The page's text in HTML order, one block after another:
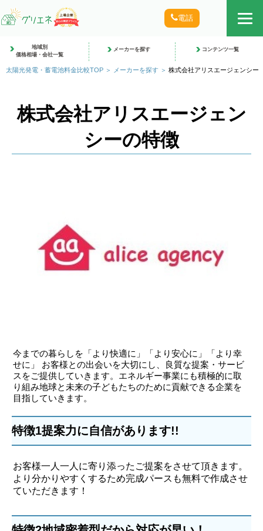
電話
地域別
価格相場・会社一覧
メーカーを探す コンテンツ一覧
太陽光発電・蓄電池料金比較TOP メーカーを探す 株式会社アリスエージェンシー
株式会社アリスエージェン
シーの特徴
今までの暮らしを「より快適に」「より安心に」「より幸
せに」 お客様との出会いを大切にし、良質な提案・サービ
スをご提供していきます。エネルギー事業にも積極的に取
り組み地球と未来の子どもたちのために貢献できる企業を
目指していきます。
特徴1提案力に自信があります!!
お客様一人一人に寄り添ったご提案をさせて頂きます。
より分かりやすくするため完成パースも無料で作成させ
ていただきます！